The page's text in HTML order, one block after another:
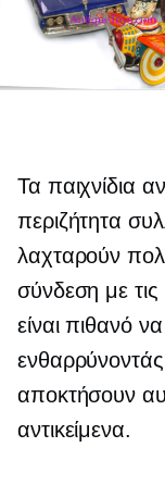
Τα παιχνίδια
περιζήτητα
λαχταρούν
σύνδεση με τις
είναι πιθανό
αποκτήσουν
αντικείμενα.